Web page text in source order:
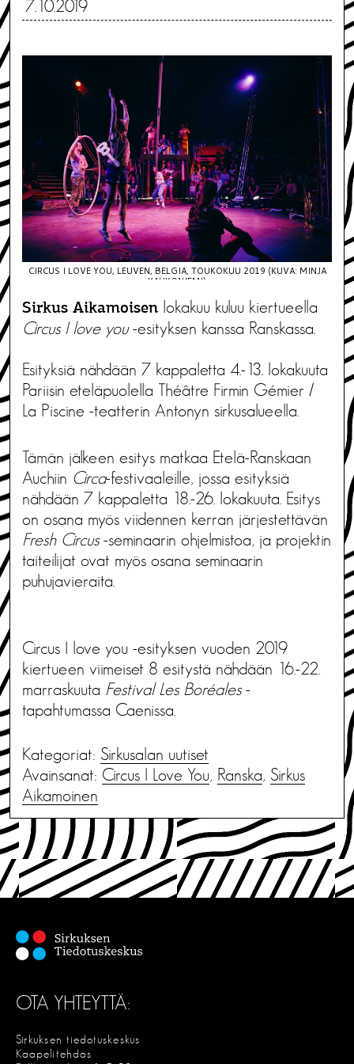
7.10.2019
CIRCUS I LOVE YOU, LEUVEN, BELGIA, TOUKOKUU 2019 (KUVA: MINJA
KAUKONIEMI)
Sirkus Aikamoisen lokakuu kuluu kiertueella
Circus I love you-esityksen kanssa Ranskassa.
Esityksiä nähdään 7 kappaletta 4.-13. lokakuuta
Pariisin eteläpuolella Théâtre Firmin Gémier /
La Piscine -teatterin Antonyn sirkusalueella.
Tämän jälkeen esitys matkaa Etelä-Ranskaan
Auchiin Circa-festivaaleille, jossa esityksiä
nähdään 7 kappaletta 18.-26. lokakuuta. Esitys
on osana myös viidennen kerran järjestettävän
Fresh Circus-seminaarin ohjelmistoa, ja projektin
taiteilijat ovat myös osana seminaarin
puhujavieraita.
Circus I love you -esityksen vuoden 2019
kiertueen viimeiset 8 esitystä nähdään 16.-22.
marraskuuta Festival Les Boréales-
tapahtumassa Caenissa.
Kategoriat: Sirkusalan uutiset
Avainsanat: Circus I Love You, Ranska, Sirkus
Aikamoinen
OTA YHTEYTTÄ:
Sirkuksen tiedotuskeskus
Kaapelitehdas